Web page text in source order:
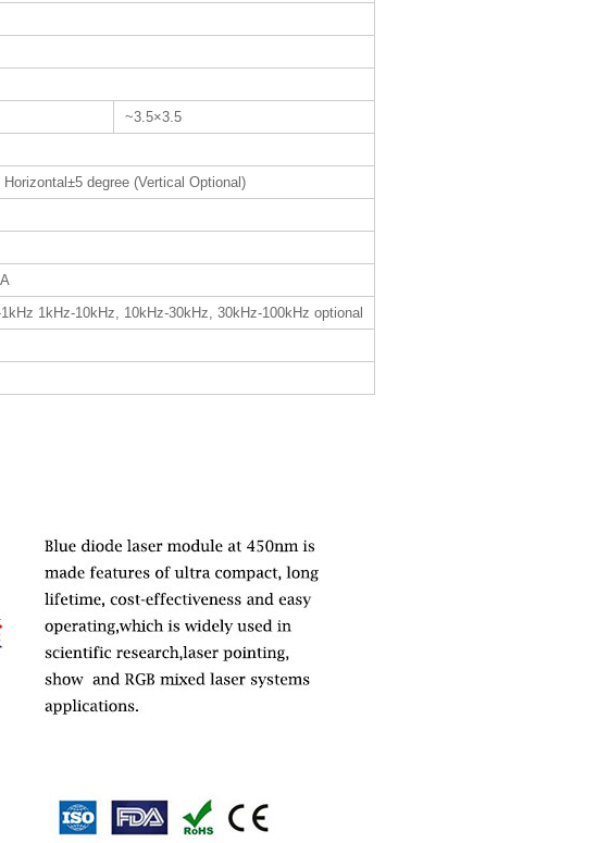
~3.5×3.5
degree (Vertical Optional)
1kHz-10kHz, 10kHz-30kHz, 30kHz-100kHz optional